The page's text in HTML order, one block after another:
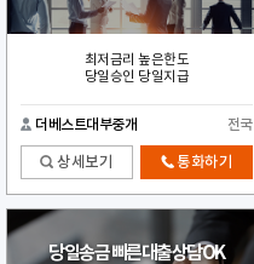
최저금리 높은한도
당일승인 당일지급
더베스트대부중개 전국
상세보기 통화하기
당일송금 빠른대출상담OK